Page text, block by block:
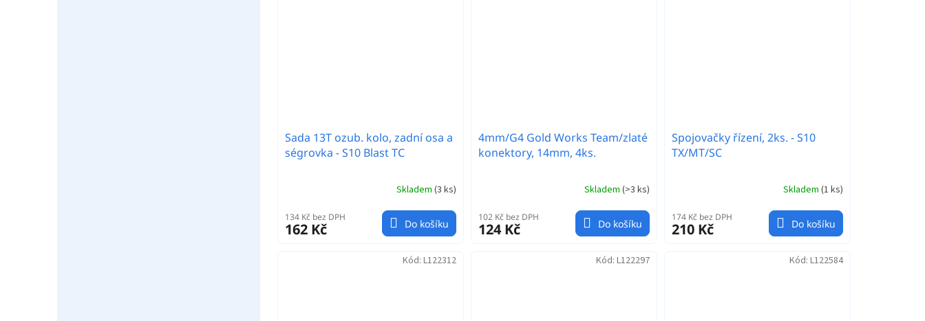
Sada 13T ozub. kolo, zadní osa a
ségrovka - S10 Blast TC
Skladem (3 ks)
134 Kč bez DPH
162 Kč Do košíku
4mm/G4 Gold Works Team/zlaté
konektory, 14mm, 4ks.
Skladem (>3 ks)
102 Kč bez DPH
124 Kč Do košíku
Spojovačky řízení, 2ks. - S10
TX/MT/SC
Skladem (1 ks)
174 Kč bez DPH
210 Kč Do košíku
Kód: L122312 Kód: L122297 Kód: L122584